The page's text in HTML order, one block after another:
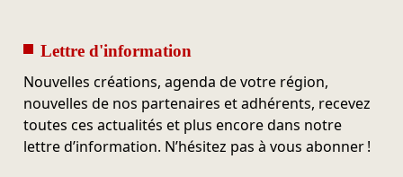
Lettre d'information
Nouvelles créations, agenda de votre région,
nouvelles de nos partenaires et adhérents, recevez
toutes ces actualités et plus encore dans notre
lettre d’information. N’hésitez pas à vous abonner !